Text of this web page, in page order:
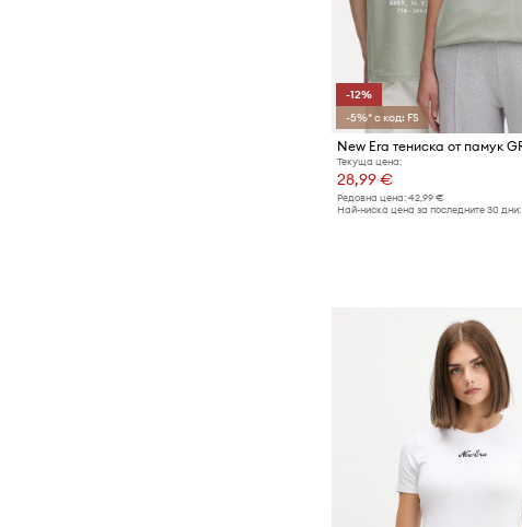
-12%
-5%* с код: FS
Текуща цена:
28,99 €
Редовна цена: 42,99 €
Най-ниска цена за последните 30 дни: